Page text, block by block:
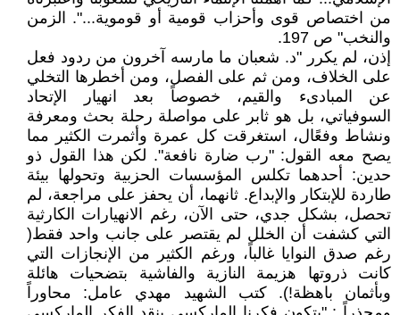
من اختصاص قوى وأحزاب قومية أو قوموية...". الزمن
والنخب" ص 197.
إذن، لم يكرر "د. شعبان ما مارسه آخرون من ردود فعل
على الخلاف، ومن ثم على الفصل، ومن أخطرها التخلي
عن المبادىء والقيم، خصوصاً بعد انهيار الإتحاد
السوفياتي، بل هو ثابر على مواصلة رحلة بحث ومعرفة
ونشاط وفعًال، استغرقت كل عمرة وأثمرت الكثير مما
يصح معه القول: "رب ضارة نافعة". لكن هذا القول ذو
حدين: أحدهما تكلس المؤسسات الحزبية وتحولها بيئة
طاردة للإبتكار والإبداع. ثانهما، أن يحفز على مراجعة، لم
تحصل، بشكل جدي، حتى الآن، رغم الانهيارات الكارثية
التي كشفت أن الخلل لم يقتصر على جانب واحد فقط(
رغم صدق النوايا غالباً، ورغم الكثير من الإنجازات التي
كانت ذروتها هزيمة النازية والفاشية بتضحيات هائلة
وبأثمان باهظة!). كتب الشهيد مهدي عامل: محاوراً